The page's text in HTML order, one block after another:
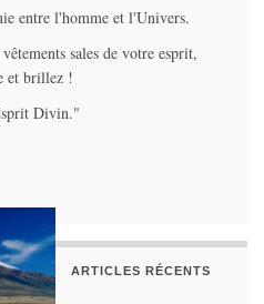
entre l'homme et l'Univers.
sales de votre esprit,
et brillez !
Divin."
ARTICLES RÉCENTS